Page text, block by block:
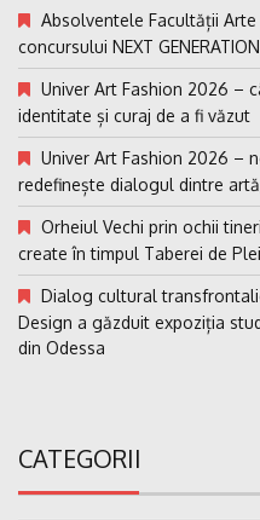
Absolventele Facultății
concursului NEXT
Univer Art Fashion 2026 –
identitate și curaj de a fi văzut
Univer Art Fashion 2026 –
redefinește dialogul dintre
Orheiul Vechi prin ochii
create în timpul Taberei de
Dialog cultural
Design a găzduit expoziția
din Odessa
CATEGORII